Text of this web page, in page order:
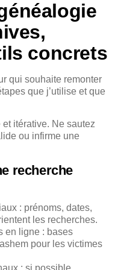
concrets
qui souhaite remonter
que j’utilise et que
itérative. Ne sautez
ou infirme une
recherche
: prénoms, dates,
les recherches.
en ligne : bases
pour les victimes
: si possible,